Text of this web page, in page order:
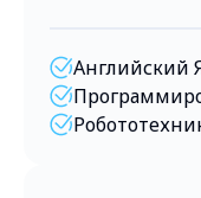
Английский